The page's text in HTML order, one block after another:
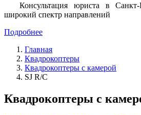
Консультация юриста в Санкт-
широкий спектр направлений
Подробнее
Главная
Квадрокоптеры
Квадрокоптеры с камерой
SJ R/C
Квадрокоптеры с